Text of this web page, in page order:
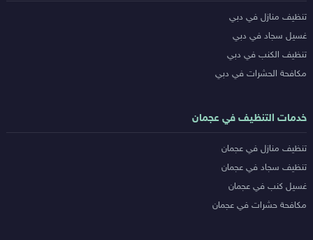
المدن
تنظيف منازل في دبي
غسيل سجاد في دبي
تنظيف الكنب في دبي
مكافحة الحشرات في دبي
خدمات التنظيف في عجمان
تنظيف منازل في عجمان
تنظيف سجاد في عجمان
غسيل كنب في عجمان
مكافحة حشرات في عجمان